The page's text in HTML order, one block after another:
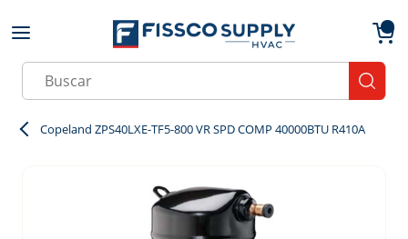
Skip to main content
Site Search
Copeland ZPS40LXE-TF5-800 VR SPD COMP 40000BTU R410A